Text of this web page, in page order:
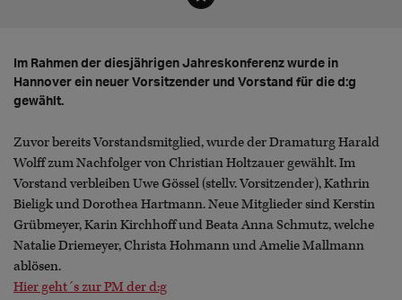
Im Rahmen der diesjährigen Jahreskonferenz wurde in
Hannover ein neuer Vorsitzender und Vorstand für die d:g
gewählt.
Zuvor bereits Vorstandsmitglied, wurde der Dramaturg Harald
Wolff zum Nachfolger von Christian Holtzauer gewählt. Im
Vorstand verbleiben Uwe Gössel (stellv. Vorsitzender), Kathrin
Bieligk und Dorothea Hartmann. Neue Mitglieder sind Kerstin
Grübmeyer, Karin Kirchhoff und Beata Anna Schmutz, welche
Natalie Driemeyer, Christa Hohmann und Amelie Mallmann
ablösen.
Hier geht´s zur PM der d:g